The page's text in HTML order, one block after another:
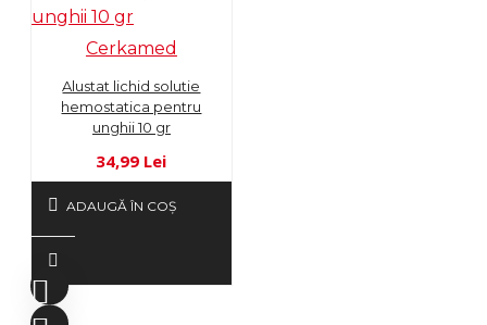
Cerkamed
Alustat lichid solutie
hemostatica pentru
unghii 10 gr
34,99 Lei
ADAUGĂ ÎN COŞ